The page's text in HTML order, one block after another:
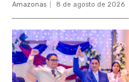
Amazonas 8 de agosto de 2026